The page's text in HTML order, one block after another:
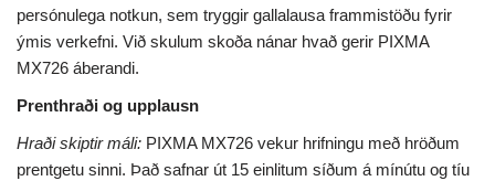
persónulega notkun, sem tryggir gallalausa frammistöðu fyrir
ýmis verkefni. Við skulum skoða nánar hvað gerir PIXMA
MX726 áberandi.
Prenthraði og upplausn
Hraði skiptir máli: PIXMA MX726 vekur hrifningu með hröðum
prentgetu sinni. Það safnar út 15 einlitum síðum á mínútu og tíu